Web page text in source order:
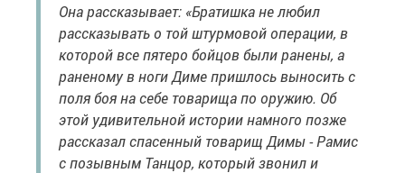
Она рассказывает: «Братишка не любил
рассказывать о той штурмовой операции, в
которой все пятеро бойцов были ранены, а
раненому в ноги Диме пришлось выносить с
поля боя на себе товарища по оружию. Об
этой удивительной истории намного позже
рассказал спасенный товарищ Димы - Рамис
с позывным Танцор, который звонил и